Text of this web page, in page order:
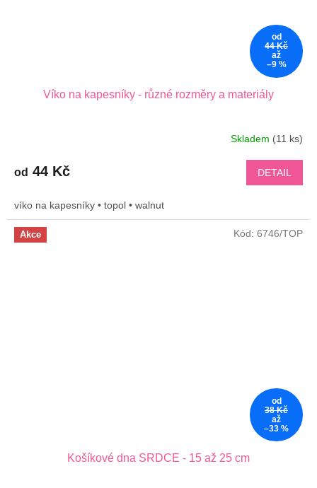
od
44 Kč
až
–9 %
Víko na kapesníky - různé rozměry a materiály
Skladem (11 ks)
od 44 Kč DETAIL
víko na kapesníky • topol • walnut
Akce
od
38 Kč
až
–33 %
Košíkové dna SRDCE - 15 až 25 cm
Kód: 6746/TOP